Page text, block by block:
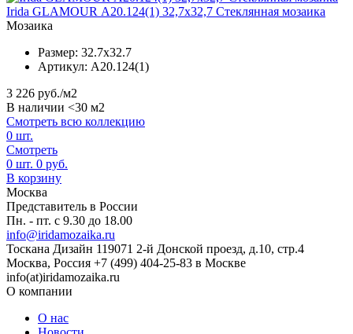
Irida GLAMOUR А20.124(1) 32,7x32,7 Стеклянная мозаика
Мозаика
Размер: 32.7x32.7
Артикул: А20.124(1)
3 226 руб./м2
В наличии <30 м2
Смотреть всю коллекцию
0 шт.
Смотреть
0 шт. 0 руб.
В корзину
Москва
Представитель в России
Пн. - пт. с 9.30 до 18.00
info@iridamozaika.ru
Тоскана Дизайн 119071 2-й Донской проезд, д.10, стр.4
Москва, Россия +7 (499) 404-25-83 в Москве
info(at)iridamozaika.ru
О компании
О нас